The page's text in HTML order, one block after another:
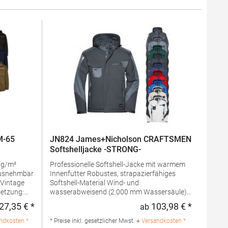
65
+
Regulärer Preis:
€ *
*
JN824 James+Nicholson CRAFTSMEN
Softshelljacke -STRONG-
Professionelle Softshell-Jacke mit warmem
Innenfutter Robustes, strapazierfähiges
Softshell-Material Wind- und
wasserabweisend (2.000 mm Wassersäule)
weichem Fleece Abnehmbare, regulierbare
Regulärer
ab 103,98 € *
* Preise inkl. gesetzlicher Mwst. + Versandkosten *